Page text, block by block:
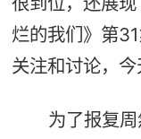
烂的我们》第
关注和讨论，今
为了报复